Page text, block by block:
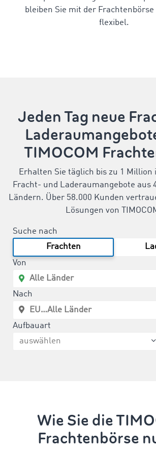
bleiben Sie mit der Frachtenbörse
flexibel.
Jeden Tag neue
TIMOCOM
Erhalten Sie täglich bis zu 1
Fracht- und Laderaumangebote aus
Ländern. Über 58.000 Kunden
Lösungen von
Suche nach
Frachten
Von
Nach
Aufbauart
Wie Sie die
Frachtenbörse